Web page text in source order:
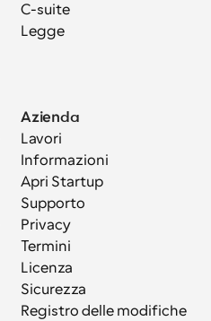
C-suite
Legge
Azienda
Lavori
Informazioni
Apri Startup
Supporto
Privacy
Termini
Licenza
Sicurezza
Registro delle modifiche